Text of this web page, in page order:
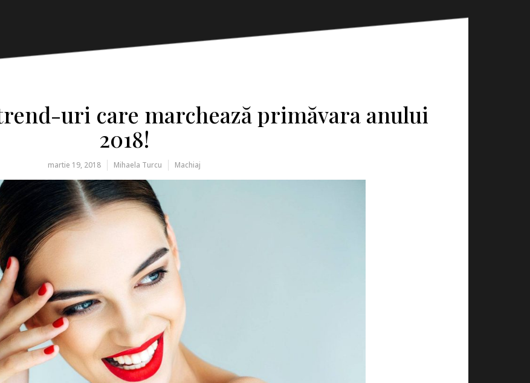
uri care marchează primăvara anului
2018!
martie 19, 2018 Mihaela Turcu Machiaj